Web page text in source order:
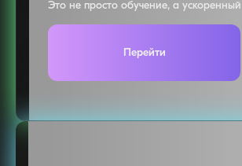
Это не просто обучение, а ускоренный
Перейти